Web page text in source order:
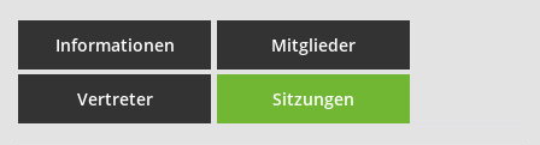
Informationen Mitglieder
Vertreter Sitzungen